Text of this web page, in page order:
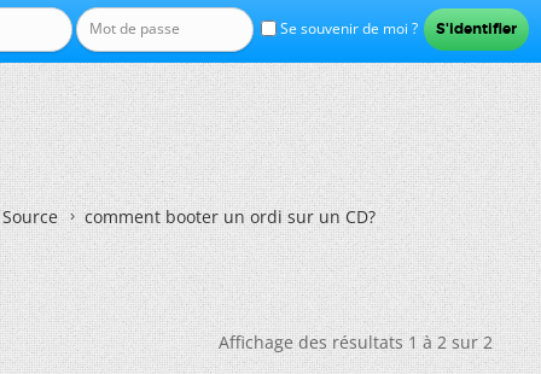
Se souvenir de moi ?
comment booter un ordi sur un CD?
Affichage des résultats 1 à 2 sur 2